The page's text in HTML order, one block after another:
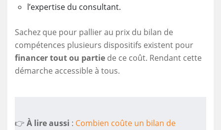
l’expertise du consultant.
Sachez que pour pallier au prix du bilan de
compétences plusieurs dispositifs existent pour
financer tout ou partie de ce coût. Rendant cette
démarche accessible à tous.
👉 À lire aussi : Combien coûte un bilan de